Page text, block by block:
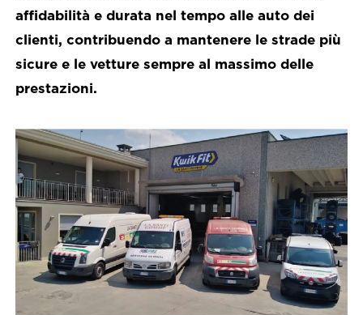
affidabilità e durata nel tempo alle auto dei
clienti, contribuendo a mantenere le strade più
sicure e le vetture sempre al massimo delle
prestazioni.